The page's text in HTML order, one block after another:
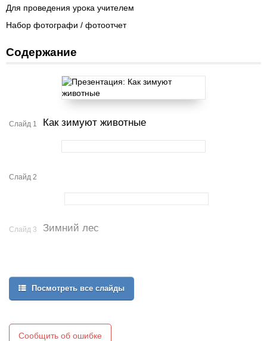
Для проведения урока учителем
Набор фотографи / фотоотчет
Содержание
Слайд 1 Как зимуют животные
Слайд 2
Слайд 3 Зимний лес
Посмотреть все слайды
Сообщить об ошибке